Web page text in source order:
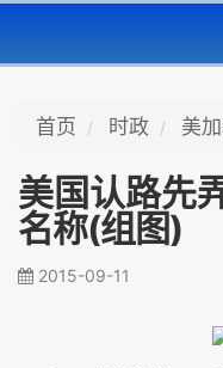
首页 时政 美
美国认路先
名称(组图)
2015-09-11